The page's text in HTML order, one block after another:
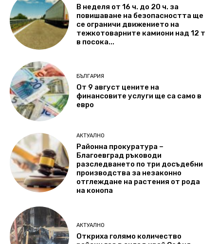
В неделя от 16 ч. до 20 ч. за
повишаване на безопасността ще
се ограничи движението на
тежкотоварните камиони над 12 т
в посока...
БЪЛГАРИЯ
От 9 август цените на
финансовите услуги ще са само в
евро
АКТУАЛНО
Районна прокуратура –
Благоевград ръководи
разследването по три досъдебни
производства за незаконно
отглеждане на растения от рода
на конопа
АКТУАЛНО
Откриха голямо количество